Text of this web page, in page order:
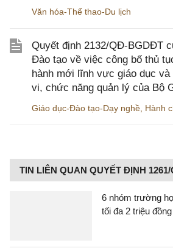
Văn hóa-Thể thao-Du lịch
Quyết định 2132/QĐ-BGDĐT
Đào tạo về việc công bố thủ
hành mới lĩnh vực giáo dục và
vi, chức năng quản lý của Bộ
Giáo dục-Đào tạo-Dạy nghề Hành
TIN LIÊN QUAN QUYẾT ĐỊNH
6 nhóm trường
tối đa 2 triệu